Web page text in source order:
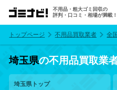
不用品・粗大ゴミ回収の
評判・口コミ・相場が満載！
トップページ 不用品買取業者 全国
埼玉県の不用品買取業
埼玉県トップ